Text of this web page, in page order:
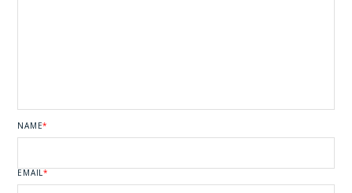
NAME*
EMAIL*